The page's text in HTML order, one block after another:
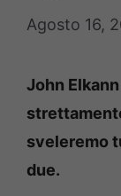
Agosto 16,
John
sveleremo
due.